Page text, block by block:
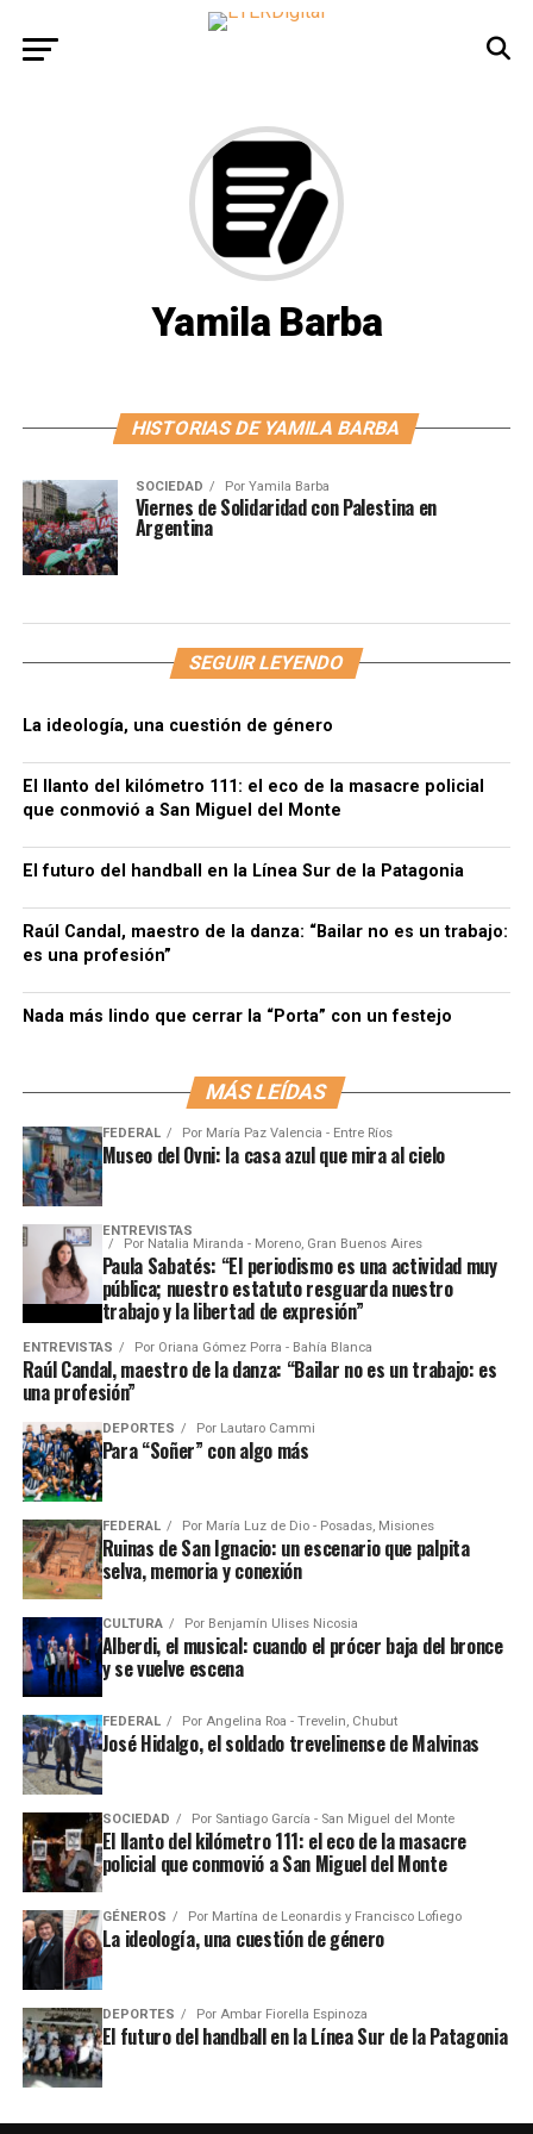
Yamila Barba
HISTORIAS DE YAMILA BARBA
SOCIEDAD Por Yamila Barba
Viernes de Solidaridad con Palestina en
Argentina
SEGUIR LEYENDO
La ideología, una cuestión de género
El llanto del kilómetro 111: el eco de la masacre policial
que conmovió a San Miguel del Monte
El futuro del handball en la Línea Sur de la Patagonia
Raúl Candal, maestro de la danza: “Bailar no es un trabajo:
es una profesión”
Nada más lindo que cerrar la “Porta” con un festejo
MÁS LEÍDAS
FEDERAL Por María Paz Valencia - Entre Ríos
Museo del Ovni: la casa azul que mira al cielo
ENTREVISTAS
Por Natalia Miranda - Moreno, Gran Buenos Aires
Paula Sabatés: “El periodismo es una actividad muy
pública; nuestro estatuto resguarda nuestro
trabajo y la libertad de expresión”
ENTREVISTAS Por Oriana Gómez Porra - Bahía Blanca
Raúl Candal, maestro de la danza: “Bailar no es un trabajo: es
una profesión”
DEPORTES Por Lautaro Cammi
Para “Soñer” con algo más
FEDERAL Por María Luz de Dio - Posadas, Misiones
Ruinas de San Ignacio: un escenario que palpita
selva, memoria y conexión
CULTURA Por Benjamín Ulises Nicosia
Alberdi, el musical: cuando el prócer baja del bronce
y se vuelve escena
FEDERAL Por Angelina Roa - Trevelin, Chubut
José Hidalgo, el soldado trevelinense de Malvinas
SOCIEDAD Por Santiago García - San Miguel del Monte
El llanto del kilómetro 111: el eco de la masacre
policial que conmovió a San Miguel del Monte
GÉNEROS Por Martína de Leonardis y Francisco Lofiego
La ideología, una cuestión de género
DEPORTES Por Ambar Fiorella Espinoza
El futuro del handball en la Línea Sur de la Patagonia